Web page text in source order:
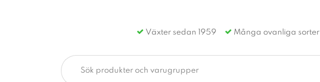
Växter sedan 1959 Många ovanliga sorter